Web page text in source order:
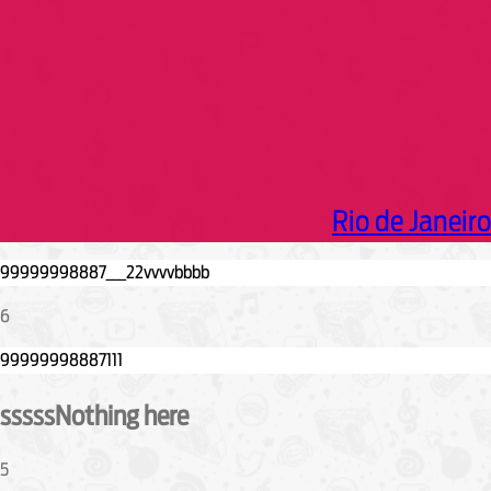
Rio de Janeiro
6
sssssNothing here
5